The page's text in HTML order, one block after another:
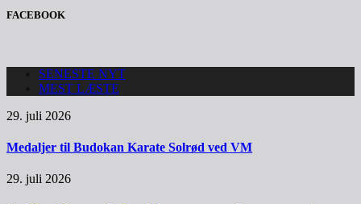
FACEBOOK
SENESTE NYT
MEST LÆSTE
29. juli 2026
Medaljer til Budokan Karate Solrød ved VM
29. juli 2026